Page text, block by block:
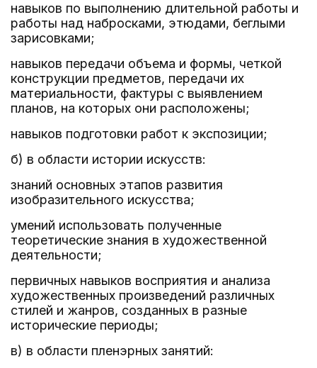
навыков по выполнению длительной работы и
работы над набросками, этюдами, беглыми
зарисовками;
навыков передачи объема и формы, четкой
конструкции предметов, передачи их
материальности, фактуры с выявлением
планов, на которых они расположены;
навыков подготовки работ к экспозиции;
б) в области истории искусств:
знаний основных этапов развития
изобразительного искусства;
умений использовать полученные
теоретические знания в художественной
деятельности;
первичных навыков восприятия и анализа
художественных произведений различных
стилей и жанров, созданных в разные
исторические периоды;
в) в области пленэрных занятий: